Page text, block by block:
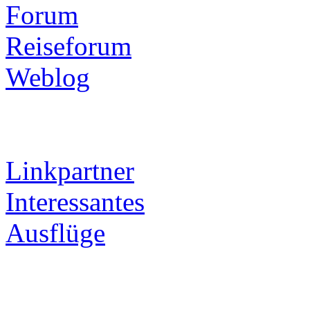
Forum
Reiseforum
Weblog
Linkpartner
Interessantes
Ausflüge